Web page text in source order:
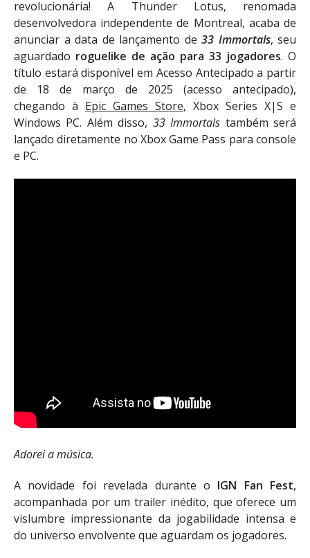
revolucionária! A Thunder Lotus, renomada
desenvolvedora independente de Montreal, acaba de
anunciar a data de lançamento de 33 Immortals, seu
aguardado roguelike de ação para 33 jogadores. O
título estará disponível em Acesso Antecipado a partir
de 18 de março de 2025 (acesso antecipado),
chegando à Epic Games Store, Xbox Series X|S e
Windows PC. Além disso, 33 Immortals também será
lançado diretamente no Xbox Game Pass para console
e PC.
Adorei a música.
A novidade foi revelada durante o IGN Fan Fest,
acompanhada por um trailer inédito, que oferece um
vislumbre impressionante da jogabilidade intensa e
do universo envolvente que aguardam os jogadores.